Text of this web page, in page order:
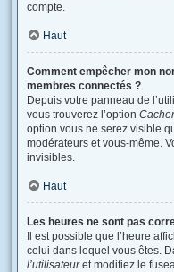
compte.
Haut
Comment empêcher mon
membres connectés ?
Depuis votre panneau de
vous trouverez l’option
option vous ne serez visible
modérateurs et vous-même.
invisibles.
Haut
Les heures ne sont pas
Il est possible que l’heure
celui dans lequel vous êtes.
l’utilisateuret modifiez le